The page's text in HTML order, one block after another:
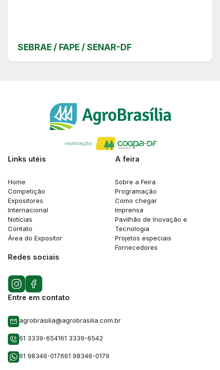
SEBRAE / FAPE / SENAR-DF
Links utéis
Home
Competição
Expositores
Internacional
Notícias
Contato
Área do Expositor
A feira
Sobre a Feira
Programação
Como chegar
Imprensa
Pavilhão de Inovação e
Tecnologia
Projetos especiais
Fornecedores
Redes sociais
Entre em contato
agrobrasilia@agrobrasilia.com.br
61 3339-654161 3339-6542
61 98346-017661 98346-0179